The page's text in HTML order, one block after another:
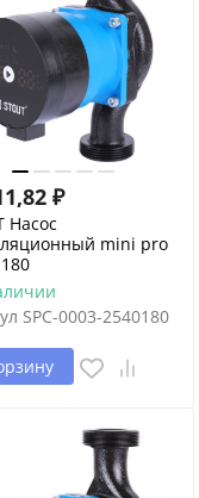
₽
Насос
mini pro
SPC-0003-2540180